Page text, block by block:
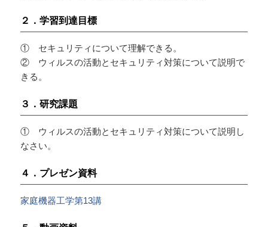
２．学習到達目標
① セキュリティについて理解できる。
② ウィルスの活動とセキュリティ対策について説明で
きる。
３．研究課題
① ウィルスの活動とセキュリティ対策について説明し
なさい。
４．プレゼン資料
家庭機器工学第13講